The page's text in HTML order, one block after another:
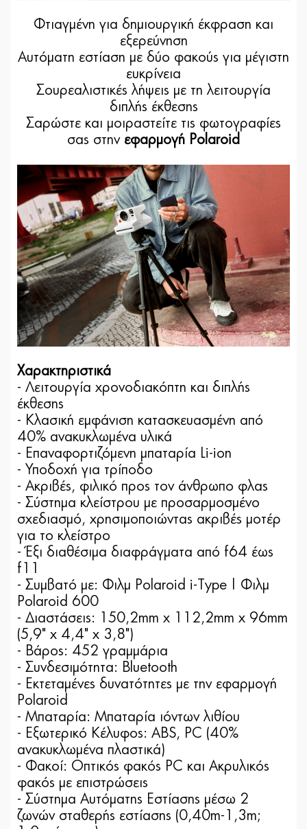
Φτιαγμένη για δημιουργική έκφραση και
εξερεύνηση
Αυτόματη εστίαση με δύο φακούς για μέγιστη
ευκρίνεια
Σουρεαλιστικές λήψεις με τη λειτουργία
διπλής έκθεσης
Σαρώστε και μοιραστείτε τις φωτογραφίες
σας στην εφαρμογή Polaroid
Χαρακτηριστικά
- Λειτουργία χρονοδιακόπτη και διπλής
έκθεσης
- Κλασική εμφάνιση κατασκευασμένη από
40% ανακυκλωμένα υλικά
- Επαναφορτιζόμενη μπαταρία Li-ion
- Υποδοχή για τρίποδο
- Ακριβές, φιλικό προς τον άνθρωπο φλας
- Σύστημα κλείστρου με προσαρμοσμένο
σχεδιασμό, χρησιμοποιώντας ακριβές μοτέρ
για το κλείστρο
- Έξι διαθέσιμα διαφράγματα από f64 έως
f11
- Συμβατό με: Φιλμ Polaroid i-Type | Φιλμ
Polaroid 600
- Διαστάσεις: 150,2mm x 112,2mm x 96mm
(5,9" x 4,4" x 3,8")
- Βάρος: 452 γραμμάρια
- Συνδεσιμότητα: Bluetooth
- Εκτεταμένες δυνατότητες με την εφαρμογή
Polaroid
- Μπαταρία: Μπαταρία ιόντων λιθίου
- Εξωτερικό Κέλυφος: ABS, PC (40%
ανακυκλωμένα πλαστικά)
- Φακοί: Οπτικός φακός PC και Ακρυλικός
φακός με επιστρώσεις
- Σύστημα Αυτόματης Εστίασης μέσω 2
ζωνών σταθερής εστίασης (0,40m-1,3m;